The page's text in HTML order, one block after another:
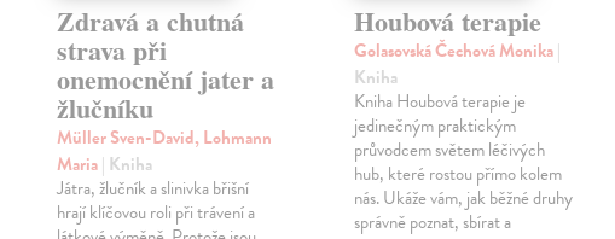
Zdravá a chutná
strava při
onemocnění jater a
žlučníku
Müller Sven-David, Lohmann
Maria| Kniha
Játra, žlučník a slinivka břišní
hrají klíčovou roli při trávení a
Houbová terapie
Golasovská Čechová Monika|
Kniha
Kniha Houbová terapie je
jedinečným praktickým
průvodcem světem léčivých
hub, které rostou přímo kolem
nás. Ukáže vám, jak běžné druhy
správně poznat, sbírat a